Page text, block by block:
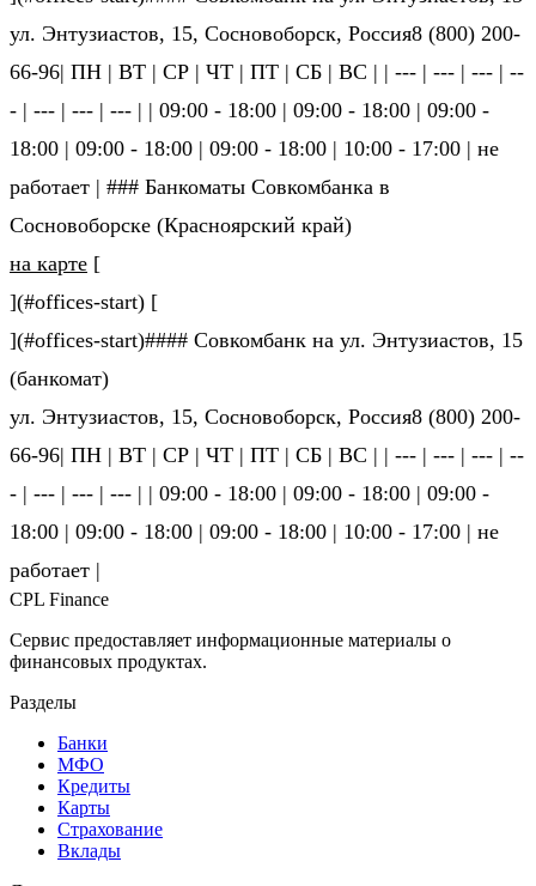
ул. Энтузиастов, 15, Сосновоборск, Россия8 (800) 200-
66-96| ПН | ВТ | СР | ЧТ | ПТ | СБ | ВС | | --- | --- | --- | --
- | --- | --- | --- | | 09:00 - 18:00 | 09:00 - 18:00 | 09:00 -
18:00 | 09:00 - 18:00 | 09:00 - 18:00 | 10:00 - 17:00 | не
ра­бо­та­ет | ### Банкоматы Совкомбанка в
Сосновоборске (Красноярский край)
на карте [
](#offices-start) [
](#offices-start)#### Совкомбанк на ул. Энтузиастов, 15
(банкомат)
ул. Энтузиастов, 15, Сосновоборск, Россия8 (800) 200-
66-96| ПН | ВТ | СР | ЧТ | ПТ | СБ | ВС | | --- | --- | --- | --
- | --- | --- | --- | | 09:00 - 18:00 | 09:00 - 18:00 | 09:00 -
18:00 | 09:00 - 18:00 | 09:00 - 18:00 | 10:00 - 17:00 | не
ра­бо­та­ет |
CPL Finance
Сервис предоставляет информационные материалы о
финансовых продуктах.
Разделы
Банки
МФО
Кредиты
Карты
Страхование
Вклады